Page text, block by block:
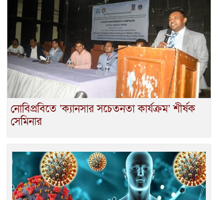
নোবিপ্রবিতে ‘ক্যানসার সচেতনতা কার্যক্রম’ শীর্ষক
সেমিনার